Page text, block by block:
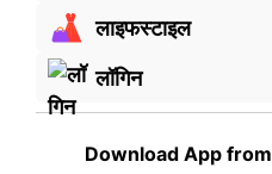
लाइफस्टाइल
लॉगिन
Download App from